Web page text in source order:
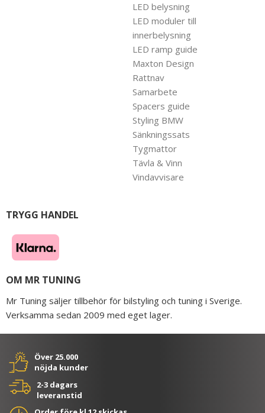
LED belysning
LED moduler till
innerbelysning
LED ramp guide
Maxton Design
Rattnav
Samarbete
Spacers guide
Styling BMW
Sänkningssats
Tygmattor
Tävla & Vinn
Vindavvisare
TRYGG HANDEL
OM MR TUNING
Mr Tuning säljer tillbehör för bilstyling och tuning i Sverige.
Verksamma sedan 2009 med eget lager.
Över 25.000
nöjda kunder
2-3 dagars
leveranstid